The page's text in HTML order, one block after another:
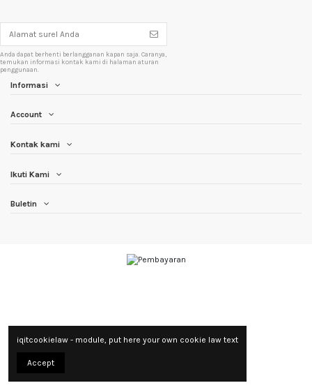
Anda dapat berhenti berlangganan kapan saja. Caranya,
temukan informasi kontak kami di halaman aturan
penggunaan.
Informasi
Account
Kontak kami
Ikuti Kami
Buletin
iqitcookielaw - module, put here your own cookie law text
Accept